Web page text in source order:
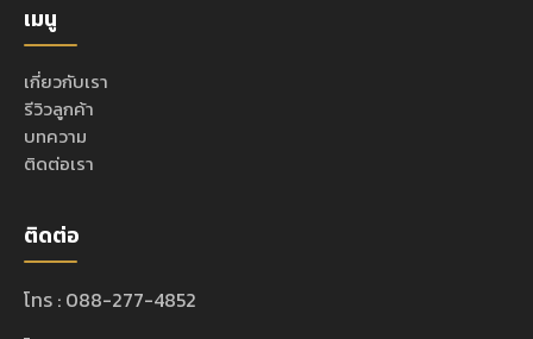
เมนู
เกี่ยวกับเรา
รีวิวลูกค้า
บทความ
ติดต่อเรา
ติดต่อ
โทร : 088-277-4852